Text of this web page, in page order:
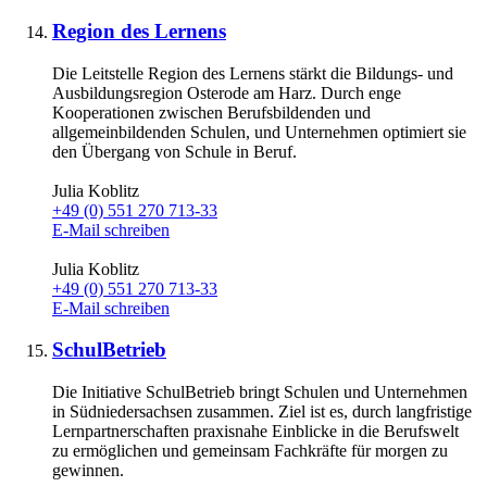
Region des Lernens
Die Leitstelle Region des Lernens stärkt die Bildungs- und
Ausbildungsregion Osterode am Harz. Durch enge
Kooperationen zwischen Berufsbildenden und
allgemeinbildenden Schulen, und Unternehmen optimiert sie
den Übergang von Schule in Beruf.
Julia Koblitz
+49 (0) 551 270 713-33
E-Mail schreiben
Julia Koblitz
+49 (0) 551 270 713-33
E-Mail schreiben
SchulBetrieb
Die Initiative SchulBetrieb bringt Schulen und Unternehmen
in Südniedersachsen zusammen. Ziel ist es, durch langfristige
Lernpartnerschaften praxisnahe Einblicke in die Berufswelt
zu ermöglichen und gemeinsam Fachkräfte für morgen zu
gewinnen.